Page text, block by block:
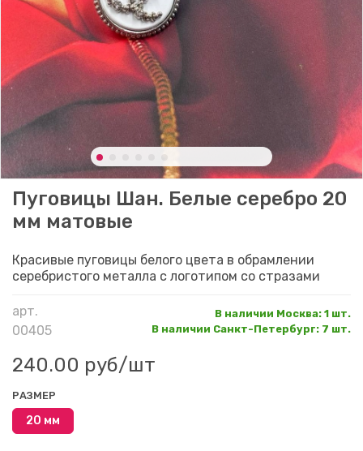
арт.
00405
В наличии Москва: 1 шт.
В наличии Санкт-Петербург: 7 шт.
Пуговицы Шан. Белые серебро 20
мм матовые
240.00 руб/шт
РАЗМЕР
20 мм
Красивые пуговицы белого цвета в обрамлении
серебристого металла с логотипом со стразами